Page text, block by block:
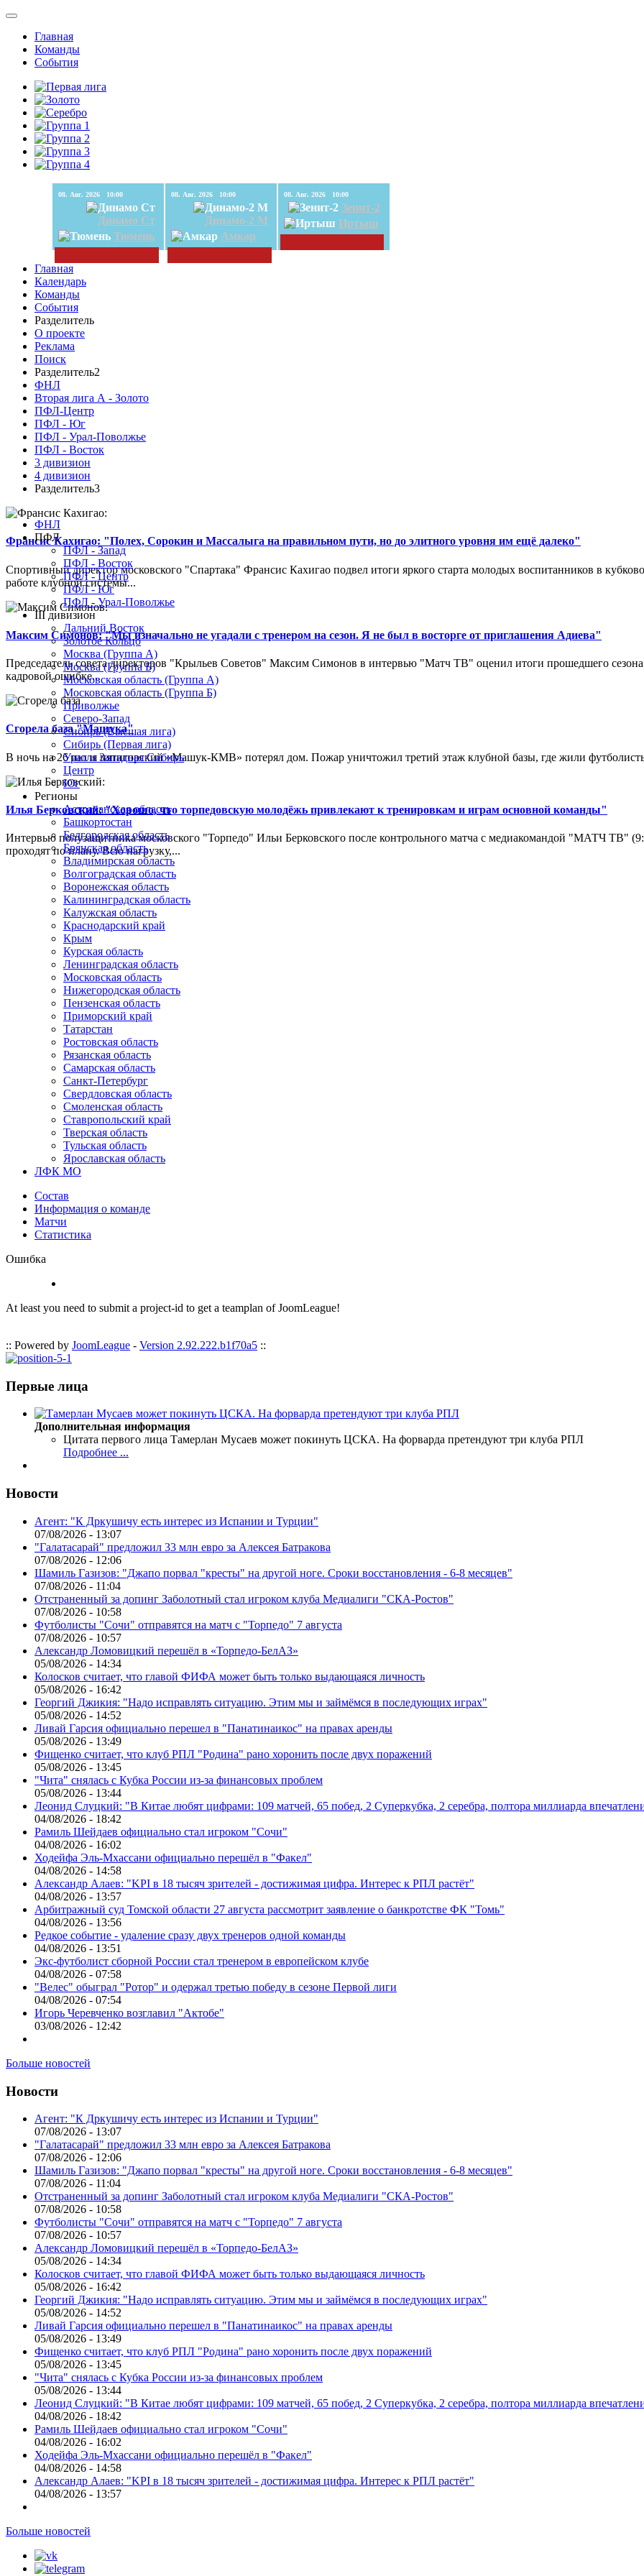
Главная
Команды
События
08. Авг. 2026 10:00
Динамо Ст
Тюмень
08. Авг. 2026 10:00
Динамо-2 М
Амкар
08. Авг. 2026 10:00
Зенит-2
Иртыш
Главная
Календарь
Команды
События
Разделитель
О проекте
Реклама
Поиск
Разделитель2
ФНЛ
Вторая лига А - Золото
ПФЛ-Центр
ПФЛ - Юг
ПФЛ - Урал-Поволжье
ПФЛ - Восток
3 дивизион
4 дивизион
Разделитель3
Франсис Кахигао: "Полех, Сорокин и Массалыга на правильном пути, но до элитного уровня им ещё далеко"
Спортивный директор московского "Спартака" Франсис Кахигао подвел итоги яркого старта молодых воспитанников в
работе клубной системы...
Максим Симонов: "Мы изначально не угадали с тренером на сезон. Я не был в восторге от приглашения Адиева"
Председатель совета директоров "Крыльев Советов" Максим Симонов в интервью "Матч ТВ" оценил итоги прошедшего сезона
кадровой ошибке...
Сгорела база "Машука"
В ночь на 26 июля пятигорский «Машук-КМВ» потерял дом. Пожар уничтожил третий этаж клубной базы, где жили
Илья Берковский: "Хорошо, что торпедовскую молодёжь привлекают к тренировкам и играм основной команды"
Интервью полузащитника московского "Торпедо" Ильи Берковского после контрольного матча с медиакомандой "МАТЧ ТВ"
проходят по плану. Всю нагрузку,...
ФНЛ
ПФЛ
ПФЛ - Запад
ПФЛ - Восток
ПФЛ - Центр
ПФЛ - Юг
ПФЛ - Урал-Поволжье
III дивизион
Дальний Восток
Золотое Кольцо
Москва (Группа А)
Москва (Группа Б)
Московская область (Группа А)
Московская область (Группа Б)
Приволжье
Северо-Запад
Сибирь (Высшая лига)
Сибирь (Первая лига)
Урал и Западная Сибирь
Центр
Юг
Регионы
Астраханская область
Башкортостан
Белгородская область
Брянская область
Владимирская область
Волгоградская область
Воронежская область
Калининградская область
Калужская область
Краснодарский край
Крым
Курская область
Ленинградская область
Московская область
Нижегородская область
Пензенская область
Приморский край
Татарстан
Ростовская область
Рязанская область
Самарская область
Санкт-Петербург
Свердловская область
Смоленская область
Ставропольский край
Тверская область
Тульская область
Ярославская область
ЛФК МО
Состав
Информация о команде
Матчи
Статистика
Ошибка
At least you need to submit a project-id to get a teamplan of JoomLeague!
:: Powered by JoomLeague - Version 2.92.222.b1f70a5 ::
Первые лица
Дополнительная информация
Цитата первого лица Тамерлан Мусаев может покинуть ЦСКА. На форварда претендуют три клуба РПЛ
Подробнее ...
Новости
Агент: "К Дркушичу есть интерес из Испании и Турции"
07/08/2026 - 13:07
"Галатасарай" предложил 33 млн евро за Алексея Батракова
07/08/2026 - 12:06
Шамиль Газизов: "Джапо порвал "кресты" на другой ноге. Сроки восстановления - 6-8 месяцев"
07/08/2026 - 11:04
Отстраненный за допинг Заболотный стал игроком клуба Медиалиги "СКА-Ростов"
07/08/2026 - 10:58
Футболисты "Сочи" отправятся на матч с "Торпедо" 7 августа
07/08/2026 - 10:57
Александр Ломовицкий перешёл в «Торпедо-БелАЗ»
05/08/2026 - 14:34
Колосков считает, что главой ФИФА может быть только выдающаяся личность
05/08/2026 - 16:42
Георгий Джикия: "Надо исправлять ситуацию. Этим мы и займёмся в последующих играх"
05/08/2026 - 14:52
Ливай Гарсия официально перешел в "Панатинаикос" на правах аренды
05/08/2026 - 13:49
Фищенко считает, что клуб РПЛ "Родина" рано хоронить после двух поражений
05/08/2026 - 13:45
"Чита" снялась с Кубка России из-за финансовых проблем
05/08/2026 - 13:44
Леонид Слуцкий: "В Китае любят цифрами: 109 матчей, 65 побед, 2 Суперкубка, 2 серебра, полтора миллиарда
04/08/2026 - 18:42
Рамиль Шейдаев официально стал игроком "Сочи"
04/08/2026 - 16:02
Ходейфа Эль-Мхассани официально перешёл в "Факел"
04/08/2026 - 14:58
Александр Алаев: "KPI в 18 тысяч зрителей - достижимая цифра. Интерес к РПЛ растёт"
04/08/2026 - 13:57
Арбитражный суд Томской области 27 августа рассмотрит заявление о банкротстве ФК "Томь"
04/08/2026 - 13:56
Редкое событие - удаление сразу двух тренеров одной команды
04/08/2026 - 13:51
Экс-футболист сборной России стал тренером в европейском клубе
04/08/2026 - 07:58
"Велес" обыграл "Ротор" и одержал третью победу в сезоне Первой лиги
04/08/2026 - 07:54
Игорь Черевченко возглавил "Актобе"
03/08/2026 - 12:42
Больше новостей
Новости
Агент: "К Дркушичу есть интерес из Испании и Турции"
07/08/2026 - 13:07
"Галатасарай" предложил 33 млн евро за Алексея Батракова
07/08/2026 - 12:06
Шамиль Газизов: "Джапо порвал "кресты" на другой ноге. Сроки восстановления - 6-8 месяцев"
07/08/2026 - 11:04
Отстраненный за допинг Заболотный стал игроком клуба Медиалиги "СКА-Ростов"
07/08/2026 - 10:58
Футболисты "Сочи" отправятся на матч с "Торпедо" 7 августа
07/08/2026 - 10:57
Александр Ломовицкий перешёл в «Торпедо-БелАЗ»
05/08/2026 - 14:34
Колосков считает, что главой ФИФА может быть только выдающаяся личность
05/08/2026 - 16:42
Георгий Джикия: "Надо исправлять ситуацию. Этим мы и займёмся в последующих играх"
05/08/2026 - 14:52
Ливай Гарсия официально перешел в "Панатинаикос" на правах аренды
05/08/2026 - 13:49
Фищенко считает, что клуб РПЛ "Родина" рано хоронить после двух поражений
05/08/2026 - 13:45
"Чита" снялась с Кубка России из-за финансовых проблем
05/08/2026 - 13:44
Леонид Слуцкий: "В Китае любят цифрами: 109 матчей, 65 побед, 2 Суперкубка, 2 серебра, полтора миллиарда
04/08/2026 - 18:42
Рамиль Шейдаев официально стал игроком "Сочи"
04/08/2026 - 16:02
Ходейфа Эль-Мхассани официально перешёл в "Факел"
04/08/2026 - 14:58
Александр Алаев: "KPI в 18 тысяч зрителей - достижимая цифра. Интерес к РПЛ растёт"
04/08/2026 - 13:57
Больше новостей